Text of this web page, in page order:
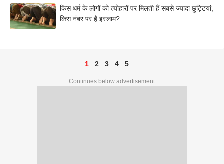
किस धर्म के लोगों को त्योहारों पर मिलती हैं सबसे ज्यादा छुट्टियां,
किस नंबर पर है इस्लाम?
1 2 3 4 5
Continues below advertisement